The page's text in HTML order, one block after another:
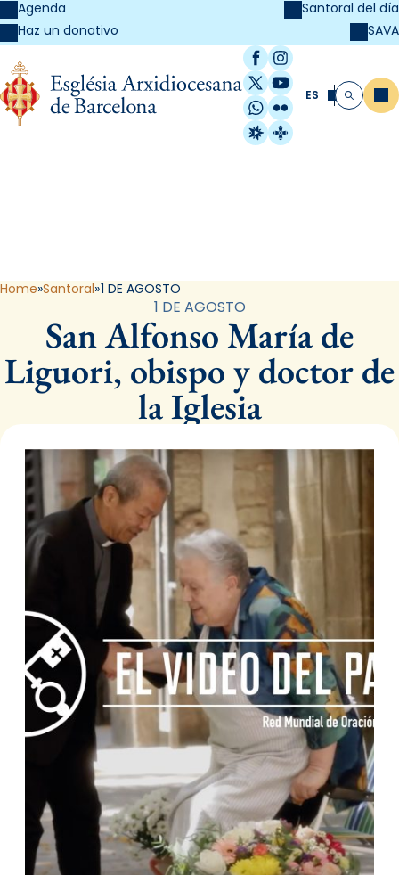
Agenda
Haz un donativo
Santoral del día
SAVA
Facebook
Instagram
X / Twitter
YouTube
WhatsApp
Flickr
Radio Estel
Catalunya
ES Buscar
Home Santoral 1 DE AGOSTO
1 DE AGOSTO
San Alfonso María de
Liguori, obispo y doctor de
la Iglesia